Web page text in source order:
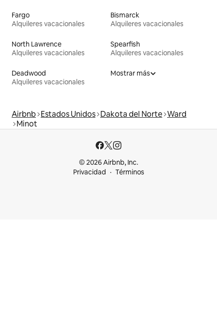
Fargo
Alquileres vacacionales
Bismarck
Alquileres vacacionales
North Lawrence
Alquileres vacacionales
Spearfish
Alquileres vacacionales
Deadwood
Alquileres vacacionales
Mostrar más
Airbnb Estados Unidos Dakota del Norte Ward
Minot
© 2026 Airbnb, Inc.
Privacidad
Términos